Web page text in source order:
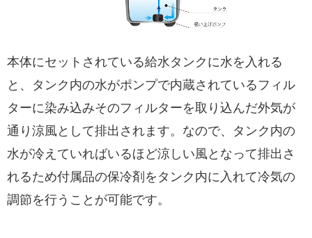
本体にセットされている給水タンクに水を入れる
と、タンク内の水がポンプで内蔵されているフィル
ターに染み込みそのフィルターを取り込んだ外気が
通り涼風として排出されます。なので、タンク内の
水が冷えていればいるほど涼しい風となって排出さ
れるため付属品の保冷剤をタンク内に入れて冷気の
調節を行うことが可能です。